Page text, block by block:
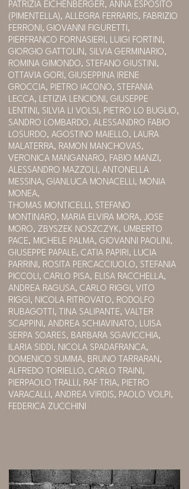
PATRIZIA EICHENBERGER, ANNA ESPOSITO
(PIMENTELLA), ALLEGRA FERRARIS, FABRIZIO
FERRONI, GIOVANNI FIGURETTI,
PIERFRANCO FORNASIERI, LUIGI FORTINI,
GIORGIO GATTOLIN, SILVIA GERMINARIO,
ROMINA GIMONDO, STEFANO GIUSTINI,
OTTAVIA GORI, GIUSEPPINA IRENE
GROCCIA, PIETRO IACONO, STEFANIA
LECCA, LETIZIA LENCIONI, GIUSEPPE
LENTINI, SILVIA LI VOLSI, PIETRO LO BUGLIO,
SANDRO LOMBARDO, ALESSANDRO FABIO
LOSURDO, AGOSTINO MAIELLO, LAURA
MALATERRA, RAMON MANCHOVAS,
VERONICA MANGANARO, FABIO MANZI,
ALESSANDRO MAZZOLI, ANTONELLA
MESSINA, GIANLUCA MONACELLI, MONIA
MONEA,
THOMAS MONTICELLI, STEFANO
MONTINARO, MARIA ELVIRA MORA, JOSE
MORO, ZBYSZEK NOSZCZYK, UMBERTO
PACE, MICHELE PALMA, GIOVANNI PAOLINI,
GIUSEPPE PAPALE, CATIA PAPIRI, LUCIA
PARRINI, ROSITA PERCACCIUOLO, STEFANIA
PICCOLI, CARLO PISA, ELISA RACCHELLA,
ANDREA RAGUSA, CARLO RIGGI, VITO
RIGGI, NICOLA RITROVATO, RODOLFO
RUBAGOTTI, TINA SALIPANTE, VALTER
SCAPPINI, ANDREA SCHIAVINATO, LUISA
SERPA SOARES, BARBARA SGAVICCHIA,
ILARIA SIDDI, NICOLA SPADAFRANCA,
DOMENICO SUMMA, BRUNO TARRARAN,
ALFREDO TORIELLO, CARLO TRAINI,
PIERPAOLO TRALLI, RAF TRIA, PIETRO
VARACALLI, ANDREA VIRDIS, PAOLO VOLPI,
FEDERICA ZUCCHINI